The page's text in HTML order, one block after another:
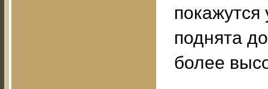
поднята
более